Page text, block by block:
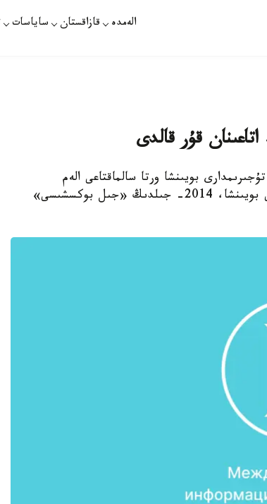
الەمدە قازاقستان ساياسات
قۇر قالدى
استانا. قازاقپارات - كاسىپقوي بوكستان WBA جانە IBO تۇجىرىمدارى بويىنشا ورتا سالماقتاعى الەم
چەمپيونى گەننادي گولوۆكين Sports Illustrated نۇسقاسى بويىنشا، 2014- جىلدىڭ «جىل بوكسشىسى»